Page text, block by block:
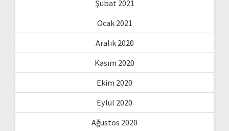
Şubat 2021
Ocak 2021
Aralık 2020
Kasım 2020
Ekim 2020
Eylül 2020
Ağustos 2020